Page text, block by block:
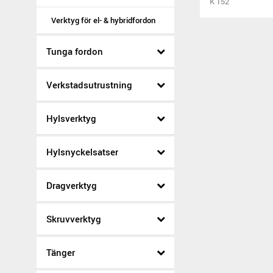
Verktyg för el- & hybridfordon
Tunga fordon
Verkstadsutrustning
Hylsverktyg
Hylsnyckelsatser
Dragverktyg
Skruvverktyg
Tänger